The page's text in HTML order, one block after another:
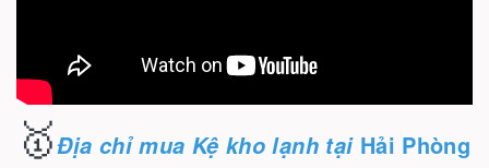
🥇Địa chỉ mua Kệ kho lạnh tại Hải Phòng